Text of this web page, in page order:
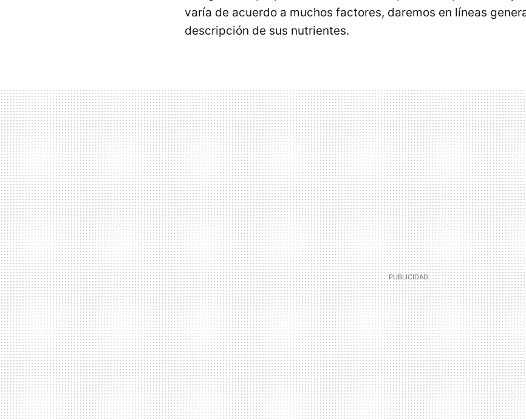
varía de acuerdo a muchos factores, daremos en líneas
descripción de sus nutrientes.